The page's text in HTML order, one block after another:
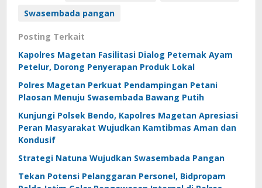
Swasembada pangan
Posting Terkait
Kapolres Magetan Fasilitasi Dialog Peternak Ayam
Petelur, Dorong Penyerapan Produk Lokal
Polres Magetan Perkuat Pendampingan Petani
Plaosan Menuju Swasembada Bawang Putih
Kunjungi Polsek Bendo, Kapolres Magetan Apresiasi
Peran Masyarakat Wujudkan Kamtibmas Aman dan
Kondusif
Strategi Natuna Wujudkan Swasembada Pangan
Tekan Potensi Pelanggaran Personel, Bidpropam